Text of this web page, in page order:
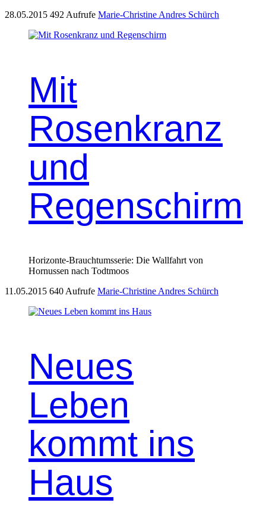
28.05.2015 492 Aufrufe Marie-Christine Andres Schürch
Mit
Rosenkranz
und
Regenschirm
Horizonte-Brauchtumsserie: Die Wallfahrt von
Hornussen nach Todtmoos
11.05.2015 640 Aufrufe Marie-Christine Andres Schürch
Neues
Leben
kommt ins
Haus